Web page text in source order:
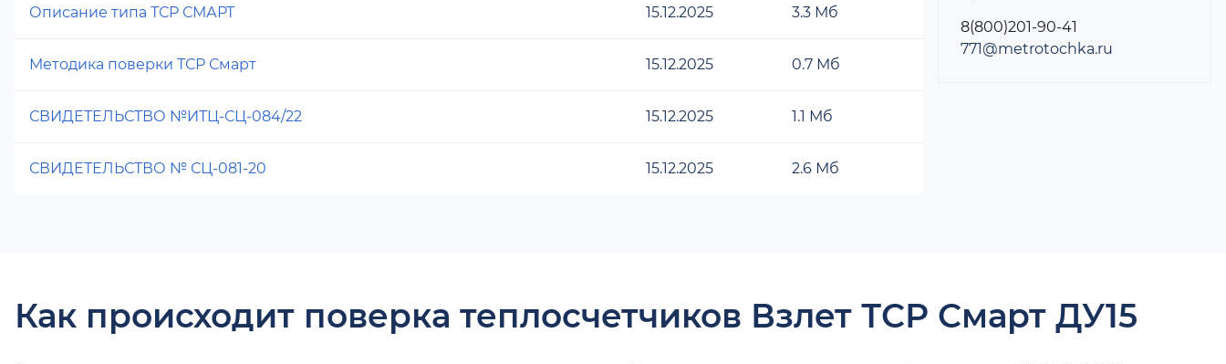
Описание типа ТСР СМАРТ 15.12.2025 3.3 Мб
Методика поверки ТСР Смарт 15.12.2025 0.7 Мб
СВИДЕТЕЛЬСТВО №ИТЦ-СЦ-084/22 15.12.2025 1.1 Мб
СВИДЕТЕЛЬСТВО № СЦ-081-20 15.12.2025 2.6 Мб
8(800)201-90-41
771@metrotochka.ru
Как происходит поверка теплосчетчиков Взлет ТСР Смарт ДУ15